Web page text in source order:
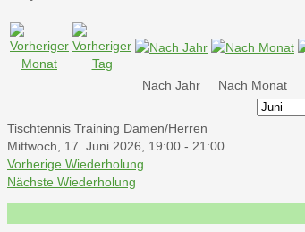
Nach Jahr Nach Monat
Tischtennis Training Damen/Herren
Mittwoch, 17. Juni 2026, 19:00 - 21:00
Vorherige Wiederholung
Nächste Wiederholung